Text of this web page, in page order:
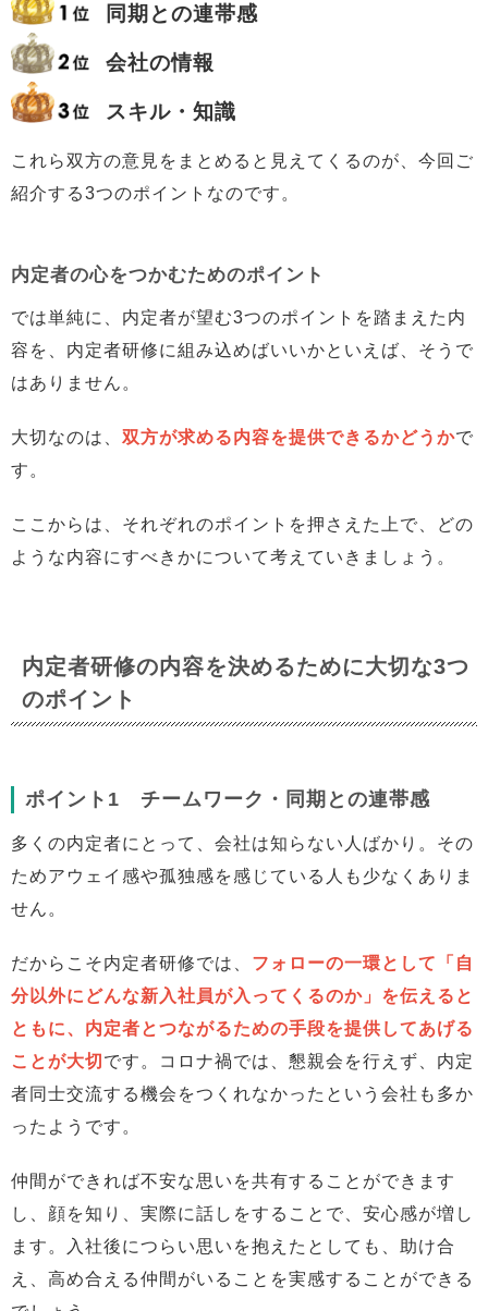
同期との連帯感
会社の情報
スキル・知識
これら双方の意見をまとめると見えてくるのが、今回ご
紹介する3つのポイントなのです。
内定者の心をつかむためのポイント
では単純に、内定者が望む3つのポイントを踏まえた内
容を、内定者研修に組み込めばいいかといえば、そうで
はありません。
大切なのは、 双方が求める内容を提供できるかどうかで
す。
ここからは、それぞれのポイントを押さえた上で、どの
ような内容にすべきかについて考えていきましょう。
内定者研修の内容を決めるために大切な3つ
のポイント
ポイント1 チームワーク・同期との連帯感
多くの内定者にとって、会社は知らない人ばかり。その
ためアウェイ感や孤独感を感じている人も少なくありま
せん。
だからこそ内定者研修では、 フォローの一環として「自
分以外にどんな新入社員が入ってくるのか」を伝えると
ともに、内定者とつながるための手段を提供してあげる
ことが大切 です。コロナ禍では、懇親会を行えず、内定
者同士交流する機会をつくれなかったという会社も多か
ったようです。
仲間ができれば不安な思いを共有することができます
し、顔を知り、実際に話しをすることで、安心感が増し
ます。入社後につらい思いを抱えたとしても、助け合
え、高め合える仲間がいることを実感することができる